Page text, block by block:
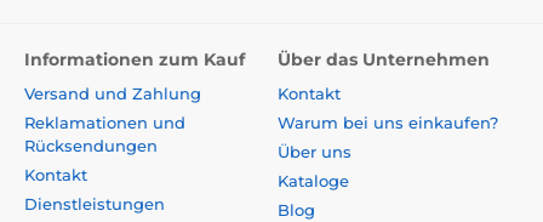
Informationen zum Kauf
Versand und Zahlung
Reklamationen und
Rücksendungen
Kontakt
Dienstleistungen
Über das Unternehmen
Kontakt
Warum bei uns einkaufen?
Über uns
Kataloge
Blog